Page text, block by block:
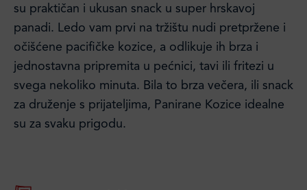
su praktičan i ukusan snack u super hrskavoj
panadi. Ledo vam prvi na tržištu nudi pretpržene i
očišćene pacifičke kozice, a odlikuje ih brza i
jednostavna pripremita u pećnici, tavi ili fritezi u
svega nekoliko minuta. Bila to brza večera, ili snack
za druženje s prijateljima, Panirane Kozice idealne
su za svaku prigodu.